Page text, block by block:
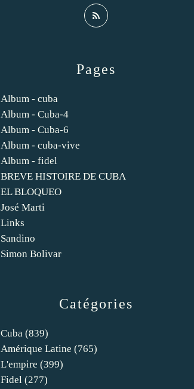
Catégories
Cuba (839)
Amérique Latine (765)
L'empire (399)
Fidel (277)
Pages
Album - cuba
Album - Cuba-4
Album - Cuba-6
Album - cuba-vive
Album - fidel
BREVE HISTOIRE DE CUBA
EL BLOQUEO
José Marti
Links
Sandino
Simon Bolivar